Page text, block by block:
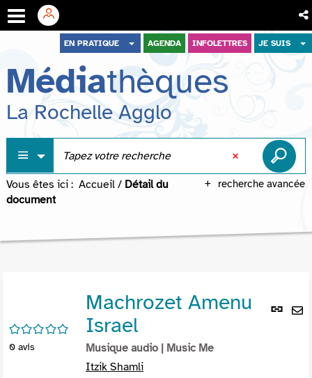
menu
contenu
recherche
EN PRATIQUE AGENDA INFOLETTRES JE SUIS
Médiathèques
La Rochelle Agglo
recherche avancée
Vous êtes ici : Accueil / Détail du
document
Lien
/5
0 avis
Machrozet Amenu
Israel
Musique audio | Music Me
Itzik Shamli